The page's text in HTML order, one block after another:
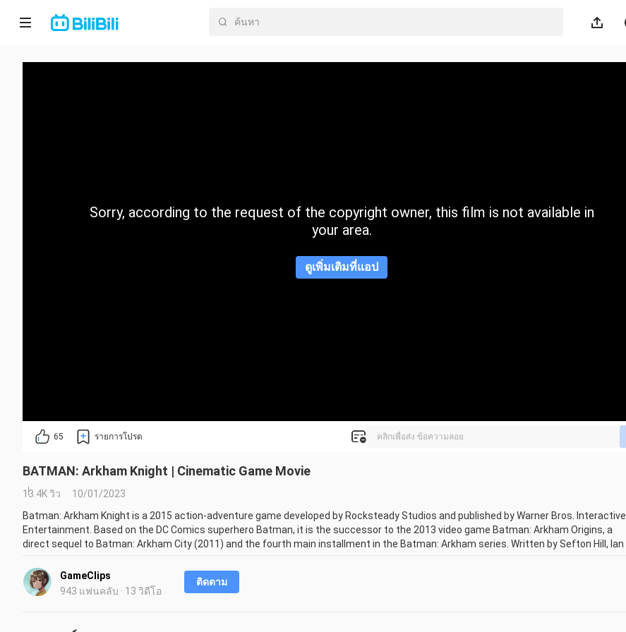
หน้า
Sorry, according to the request of the copyright owner, this film is not available in
your area.
ดูเพิ่มเติมที่แอป
65 รายการโปรด
BATMAN: Arkham Knight | Cinematic Game Movie
13.4K วิว
10/01/2023
Batman: Arkham Knight is a 2015 action-adventure game developed by Rocksteady Studios and published by Warner Bros. Interactive
Entertainment. Based on the DC Comics superhero Batman, it is the successor to the 2013 video game Batman: Arkham Origins, a
direct sequel to Batman: Arkham City (2011) and the fourth main installment in the Batman: Arkham series. Written by Sefton Hill, Ian
Arkham City, the game's main storyline follows Batman as he confronts Scarecrow, who has launched an attack on Gotham City and
caused a citywide evacuation. Scarecrow, with the help of the mysterious Arkham Knight, plots to unite all of Gotham's criminals in an
attempt to finally destroy Batman.
The game is presented from a third-person perspective, with a primary focus on Batman's melee combat, stealth abilities, detective
GameClips
943 แฟนคลับ · 13 วิดีโอ
ติดตาม